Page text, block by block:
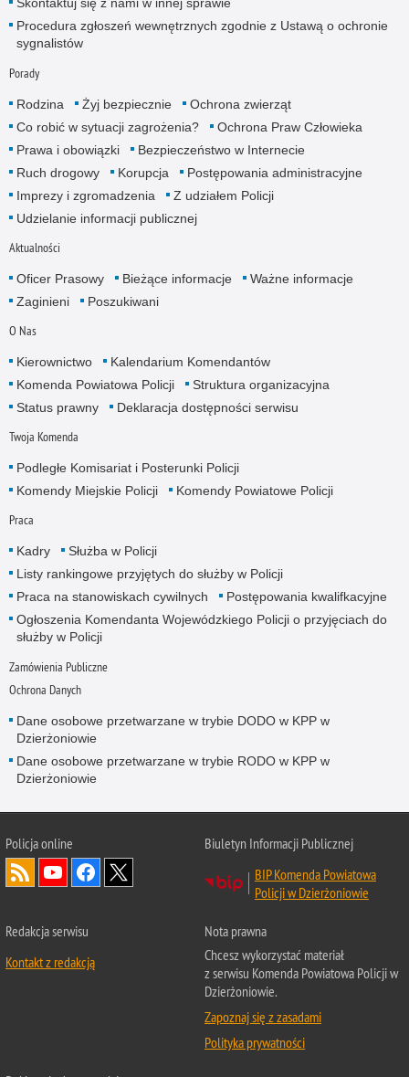
Skontaktuj się z nami w innej sprawie
Procedura zgłoszeń wewnętrznych zgodnie z Ustawą o ochronie
sygnalistów
Porady
Rodzina Żyj bezpiecznie
Ochrona zwierząt
Co robić w sytuacji zagrożenia?
Ochrona Praw Człowieka
Prawa i obowiązki
Bezpieczeństwo w Internecie
Ruch drogowy
Korupcja
Postępowania administracyjne
Imprezy i zgromadzenia
Z udziałem Policji
Udzielanie informacji publicznej
Aktualności
Oficer Prasowy Bieżące informacje
Ważne informacje
Zaginieni
Poszukiwani
O Nas
Kierownictwo
Kalendarium Komendantów
Komenda Powiatowa Policji
Struktura organizacyjna
Status prawny
Deklaracja dostępności serwisu
Twoja Komenda
Podległe Komisariat i Posterunki Policji
Komendy Miejskie Policji
Komendy Powiatowe Policji
Praca
Kadry
Służba w Policji
Listy rankingowe przyjętych do służby w Policji
Praca na stanowiskach cywilnych
Postępowania kwalifkacyjne
Ogłoszenia Komendanta Wojewódzkiego Policji o przyjęciach do
służby w Policji
Zamówienia Publiczne
Ochrona Danych
Dane osobowe przetwarzane w trybie DODO w KPP w
Dzierżoniowie
Dane osobowe przetwarzane w trybie RODO w KPP w
Dzierżoniowie
Policjaonline
Biuletyn Informacji Publicznej
BIP Komenda Powiatowa
Policji w Dzierżoniowie
Redakcja serwisu
Kontakt z redakcją
Nota prawna
Chcesz wykorzystać materiał
z serwisu Komenda Powiatowa Policji w
Dzierżoniowie.
Zapoznaj się z zasadami
Polityka prywatności